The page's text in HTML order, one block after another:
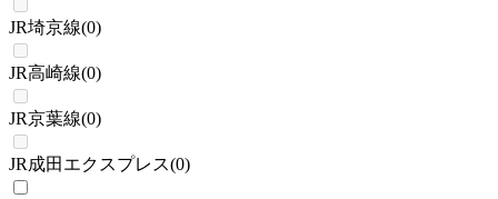
JR埼京線(0)
JR高崎線(0)
JR京葉線(0)
JR成田エクスプレス(0)